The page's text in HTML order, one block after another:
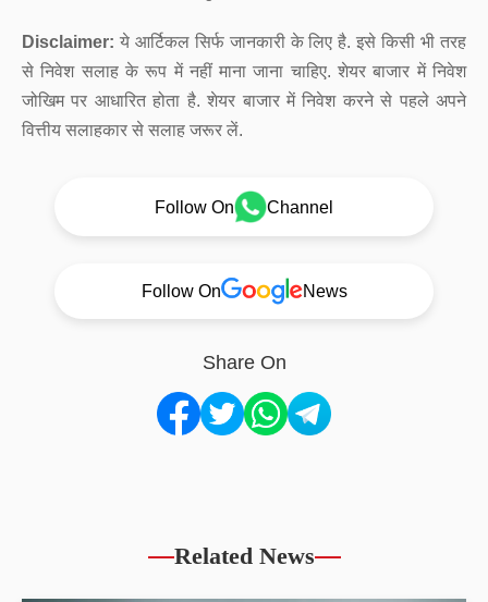
Disclaimer: ये आर्टिकल सिर्फ जानकारी के लिए है. इसे किसी भी तरह
से निवेश सलाह के रूप में नहीं माना जाना चाहिए. शेयर बाजार में निवेश
जोखिम पर आधारित होता है. शेयर बाजार में निवेश करने से पहले अपने
वित्तीय सलाहकार से सलाह जरूर लें.
Follow On Channel
Follow On News
Share On
Related News